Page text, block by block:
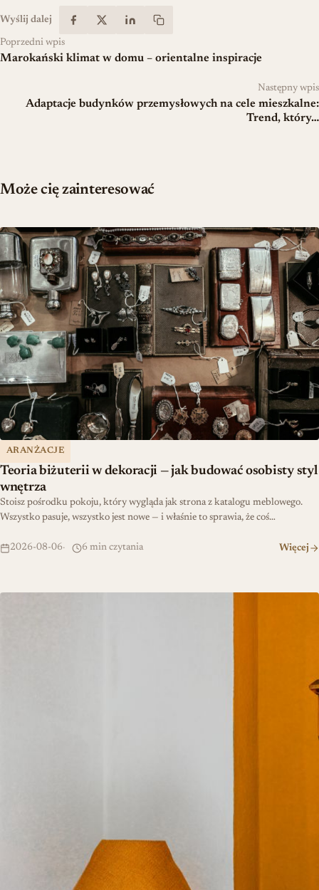
Wyślij dalej
Poprzedni wpis
Marokański klimat w domu – orientalne inspiracje
Następny wpis
Adaptacje budynków przemysłowych na cele mieszkalne:
Trend, który…
Może cię zainteresować
ARANŻACJE
Teoria biżuterii w dekoracji — jak budować osobisty styl
wnętrza
Stoisz pośrodku pokoju, który wygląda jak strona z katalogu meblowego.
Wszystko pasuje, wszystko jest nowe — i właśnie to sprawia, że coś…
2026-08-06 6 min czytania Więcej
Teoria biżuterii w dekoracji — jak budować osobisty styl wnętrza